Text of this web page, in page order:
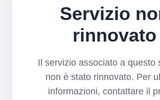
Servizio
rinnovato
Il servizio associato a questo
non è stato rinnovato. Per
informazioni, contattare il